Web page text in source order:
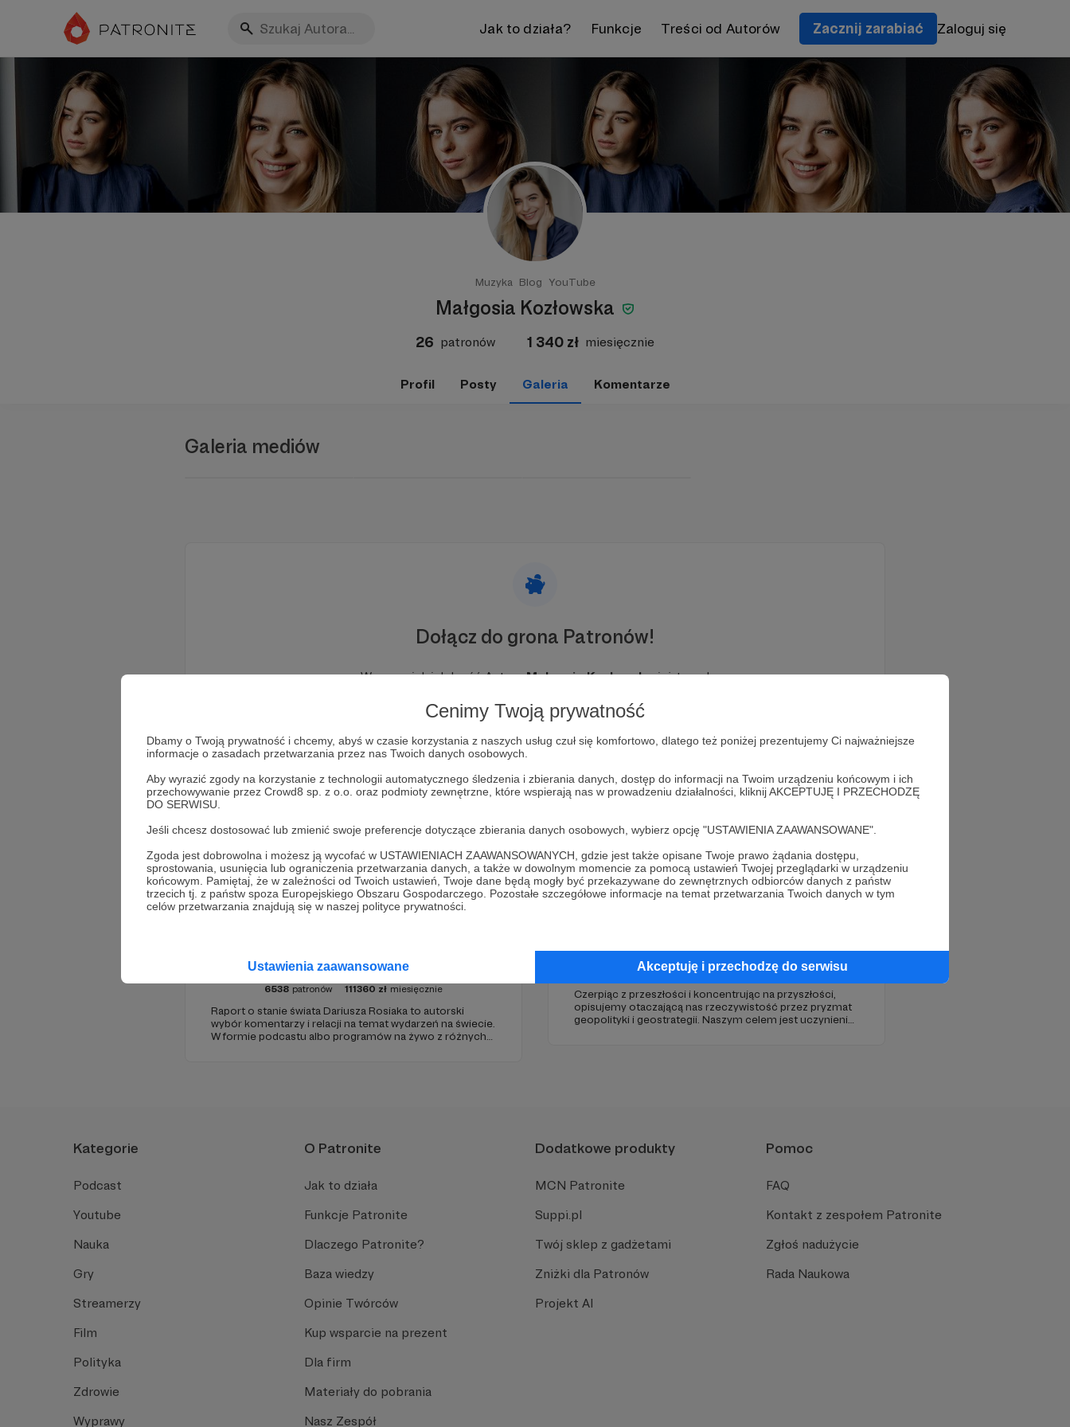
Cenimy Twoją prywatność
Dbamy o Twoją prywatność i chcemy, abyś w czasie korzystania z naszych usług czuł się komfortowo, dlatego też poniżej prezentujemy Ci najważniejsze
informacje o zasadach przetwarzania przez nas Twoich danych osobowych.
Aby wyrazić zgody na korzystanie z technologii automatycznego śledzenia i zbierania danych, dostęp do informacji na Twoim urządzeniu końcowym i ich
przechowywanie przez Crowd8 sp. z o.o. oraz podmioty zewnętrzne, które wspierają nas w prowadzeniu działalności, kliknij AKCEPTUJĘ I PRZECHODZĘ
DO SERWISU.
Jeśli chcesz dostosować lub zmienić swoje preferencje dotyczące zbierania danych osobowych, wybierz opcję "USTAWIENIA ZAAWANSOWANE".
Zgoda jest dobrowolna i możesz ją wycofać w USTAWIENIACH ZAAWANSOWANYCH, gdzie jest także opisane Twoje prawo żądania dostępu,
sprostowania, usunięcia lub ograniczenia przetwarzania danych, a także w dowolnym momencie za pomocą ustawień Twojej przeglądarki w urządzeniu
końcowym. Pamiętaj, że w zależności od Twoich ustawień, Twoje dane będą mogły być przekazywane do zewnętrznych odbiorców danych z państw
trzecich tj. z państw spoza Europejskiego Obszaru Gospodarczego. Pozostałe szczegółowe informacje na temat przetwarzania Twoich danych w tym
celów przetwarzania znajdują się w naszej polityce prywatności.
Ustawienia zaawansowane Akceptuję i przechodzę do serwisu
Jak to działa? Funkcje Treści od Autorów Zacznij zarabiać Zaloguj się
Muzyka Blog YouTube
Małgosia Kozłowska
26 patronów 1 340 zł miesięcznie
Profil Posty Galeria Komentarze
Galeria mediów
Dołącz do grona Patronów!
Wesprzyj działalność AutoraMałgosia Kozłowskajuż teraz!
Zostań Patronem
Promowani autorzy
Dariusz Rosiak
6538 patronów 111360 zł miesięcznie
Raport o stanie świata Dariusza Rosiaka to autorski
wybór komentarzy i relacji na temat wydarzeń na świecie.
W formie podcastu albo programów na żywo z różnych
Strategy&Future
Czerpiąc z przeszłości i koncentrując na przyszłości,
opisujemy otaczającą nas rzeczywistość przez pryzmat
geopolityki i geostrategii. Naszym celem jest uczynienie
Kategorie
Podcast
Youtube
Nauka
Gry
Streamerzy
Film
Polityka
Zdrowie
Wyprawy
O Patronite
Jak to działa
Funkcje Patronite
Dlaczego Patronite?
Baza wiedzy
Opinie Twórców
Kup wsparcie na prezent
Dla firm
Materiały do pobrania
Nasz Zespół
Dodatkowe produkty
MCN Patronite
Suppi.pl
Twój sklep z gadżetami
Zniżki dla Patronów
Projekt AI
Pomoc
FAQ
Kontakt z zespołem Patronite
Zgłoś nadużycie
Rada Naukowa